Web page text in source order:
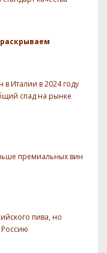
Италии в 2024 году
спад на рынке
премиальных вин
пива, но
Россию